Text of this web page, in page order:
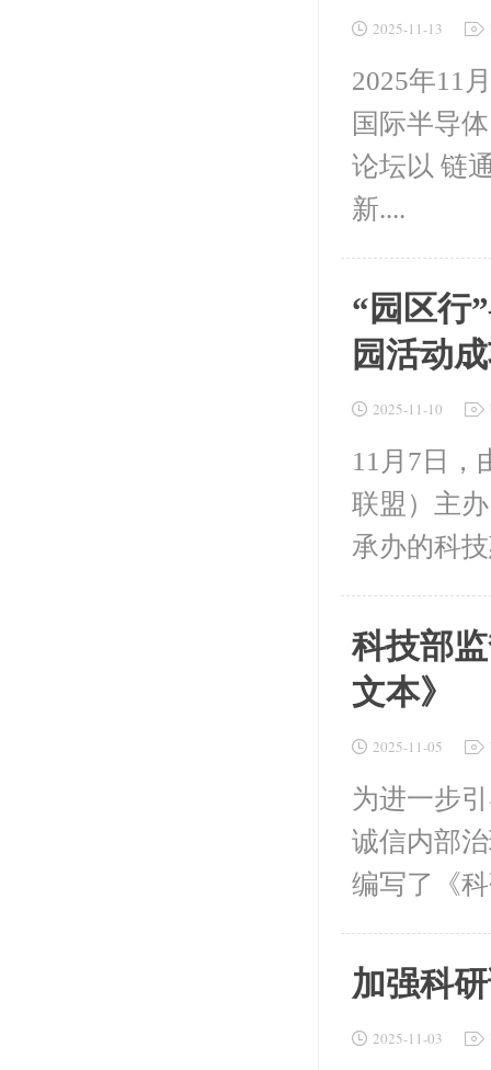
2025-11-13
2025年11
国际半导
论坛以 链
新....
“园区行
园活动
2025-11-10
11月7日，
联盟）主
承办的科
科技部
文本》
2025-11-05
为进一步
诚信内部
编写了《
加强科
2025-11-03